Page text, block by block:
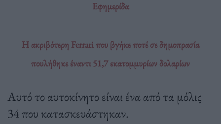
Εφημερίδα
Η ακριβότερη Ferrari που βγήκε ποτέ σε δημοπρασία
πουλήθηκε έναντι 51,7 εκατομμυρίων δολαρίων
Αυτό το αυτοκίνητο είναι ένα από τα μόλις
34 που κατασκευάστηκαν.